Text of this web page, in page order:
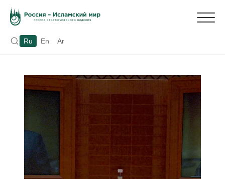
Ru En Ar